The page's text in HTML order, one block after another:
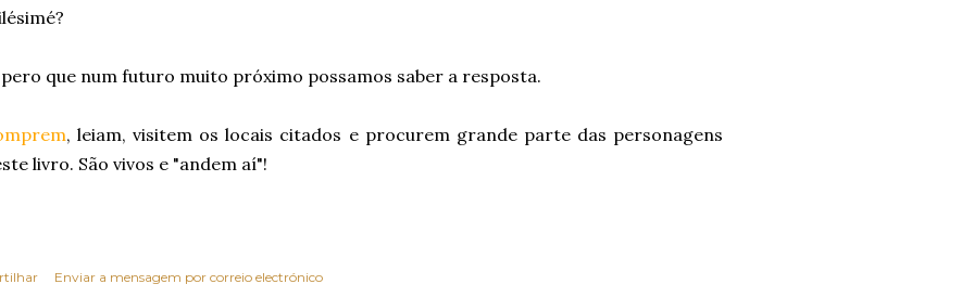
que num futuro muito próximo possamos saber a resposta.
, leiam, visitem os locais citados e procurem grande parte das personagens
livro. São vivos e "andem aí"!
Enviar a mensagem por correio electrónico